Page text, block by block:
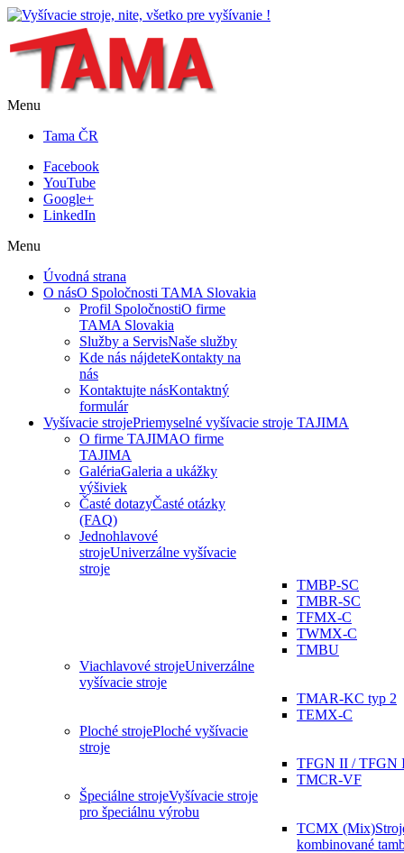
Menu
Tama ČR
Facebook
YouTube
Google+
LinkedIn
Menu
Úvodná strana
O násO Spoločnosti TAMA Slovakia
Profil SpoločnostiO firme
TAMA Slovakia
Služby a ServisNaše služby
Kde nás nájdeteKontakty na
nás
Kontaktujte násKontaktný
formulár
Vyšívacie strojePriemyselné vyšívacie stroje TAJIMA
O firme TAJIMAO firme
TAJIMA
GalériaGaleria a ukážky
výšiviek
Časté dotazyČasté otázky
(FAQ)
Jednohlavové
strojeUniverzálne vyšívacie
stroje
TMBP-SC
TMBR-SC
TFMX-C
TWMX-C
TMBU
Viachlavové strojeUniverzálne
vyšívacie stroje
TMAR-KC typ 2
TEMX-C
Ploché strojePloché vyšívacie
stroje
TFGN II / TFGN
TMCR-VF
Špeciálne strojeVyšívacie stroje
pro špeciálnu výrobu
TCMX (Mix)
kombinované